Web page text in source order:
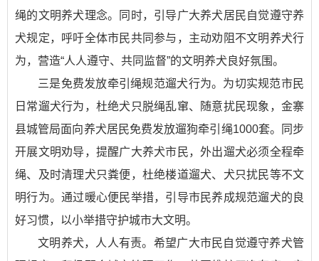
绳的文明养犬理念。同时，引导广大养犬居民自觉遵守养
犬规定，呼吁全体市民共同参与，主动劝阻不文明养犬行
为，营造“人人遵守、共同监督”的文明养犬良好氛围。
三是免费发放牵引绳规范遛犬行为。为切实规范市民
日常遛犬行为，杜绝犬只脱绳乱窜、随意扰民现象，金寨
县城管局面向养犬居民免费发放遛狗牵引绳1000套。同步
开展文明劝导，提醒广大养犬市民，外出遛犬必须全程牵
绳、及时清理犬只粪便，杜绝楼道遛犬、犬只扰民等不文
明行为。通过暖心便民举措，引导市民养成规范遛犬的良
好习惯，以小举措守护城市大文明。
文明养犬，人人有责。希望广大市民自觉遵守养犬管